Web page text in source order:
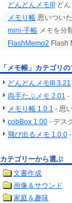
どんどんメモIII
ど
メモり帳 思いつい
mini-手帳 メモを分
FlashMemo2 Flash
「メモ帳」カテゴリ
どんどんメモIII 3.21
両手たぶメモ 2.01 -
メモり帳 1.0.1 - 思
cobBox 1.00 - デス
飛び出るメモ 1.0.0
カテゴリーから選ぶ
文書作成
画像＆サウンド
家庭＆趣味